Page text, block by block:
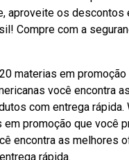
aproveite os descontos
Compre com a
materias em
você encontra
com entrega rápida.
promoção que você
encontra as melhores
rápida.